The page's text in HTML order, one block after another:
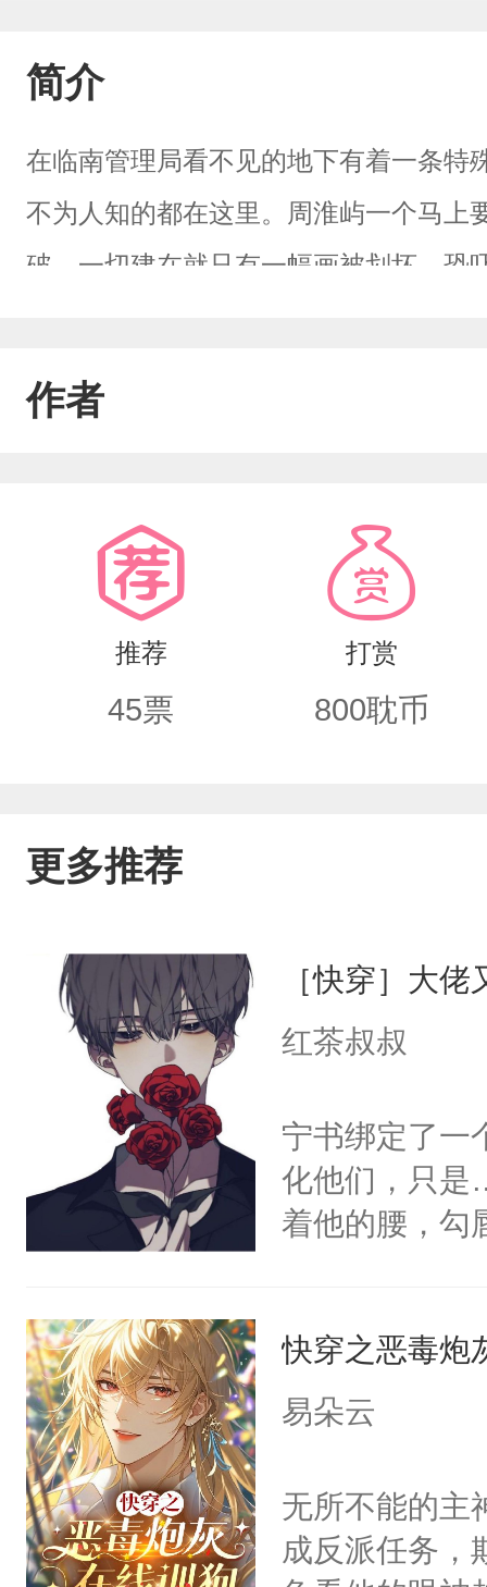
简介
在临南管理局看不见的地下有着一条特
不为人知的都在这里。周淮屿一个马上
破，一切建在就只有一幅画被划坏，恐
作者
推荐
45票
打赏
800耽币
更多推荐
［快穿］大
红茶叔叔
宁书绑定了一
化他们，只是
着他的腰，勾
来，给老公亲
用力——为你
快穿之恶毒炮
易朵云
无所不能的主
成反派任务，